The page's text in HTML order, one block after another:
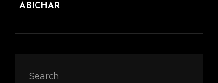
ABICHAR
Search